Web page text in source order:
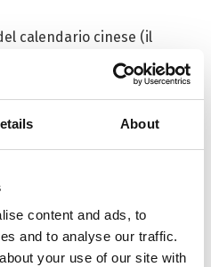
About
content and ads, to
and to analyse our traffic.
your use of our site with
calendario cinese (il
, patrimonio culturale
quest’anno il 29 gennaio) e
il 14 marzo), la
per un viaggio a Lhasa
provenienti da Shanghai,
la regione tibetana è